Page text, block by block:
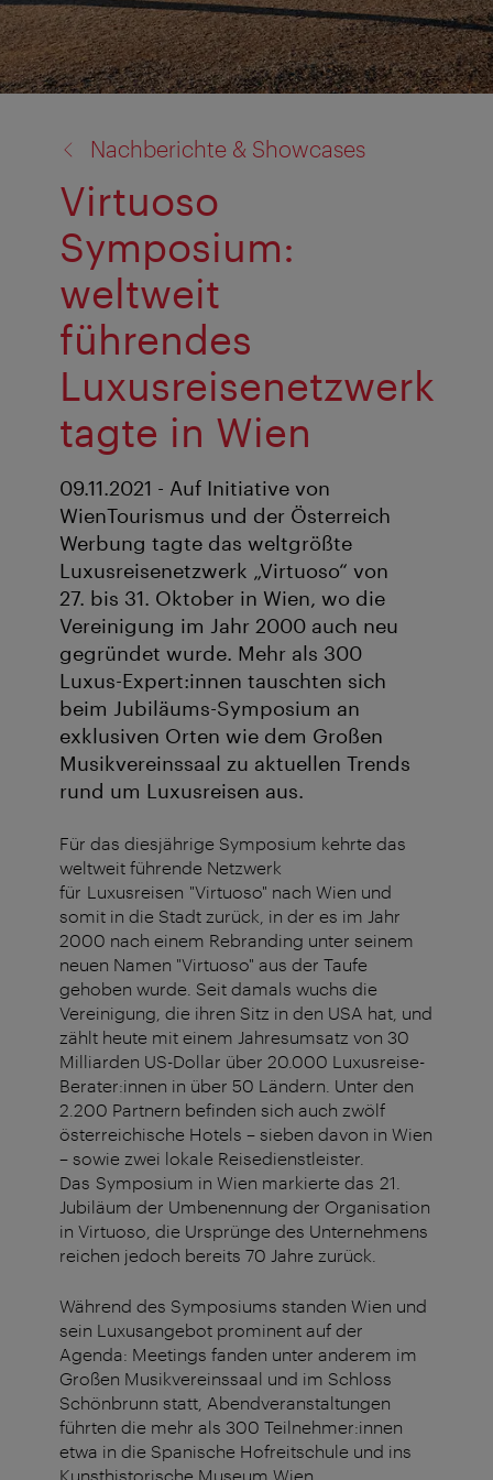
Nachberichte & Showcases
Virtuoso
Symposium:
weltweit
führendes
Luxusreisenetzwerk
tagte in Wien
09.11.2021 - Auf Initiative von
WienTourismus und der Österreich
Werbung tagte das weltgrößte
Luxusreisenetzwerk „Virtuoso“ von
27. bis 31. Oktober in Wien, wo die
Vereinigung im Jahr 2000 auch neu
gegründet wurde. Mehr als 300
Luxus-Expert:innen tauschten sich
beim Jubiläums-Symposium an
exklusiven Orten wie dem Großen
Musikvereinssaal zu aktuellen Trends
rund um Luxusreisen aus.
Für das diesjährige Symposium kehrte das
weltweit führende Netzwerk
für Luxusreisen "Virtuoso" nach Wien und
somit in die Stadt zurück, in der es im Jahr
2000 nach einem Rebranding unter seinem
neuen Namen "Virtuoso" aus der Taufe
gehoben wurde. Seit damals wuchs die
Vereinigung, die ihren Sitz in den USA hat, und
zählt heute mit einem Jahresumsatz von 30
Milliarden US-Dollar über 20.000 Luxusreise-
Berater:innen in über 50 Ländern. Unter den
2.200 Partnern befinden sich auch zwölf
österreichische Hotels – sieben davon in Wien
– sowie zwei lokale Reisedienstleister.
Das Symposium in Wien markierte das 21.
Jubiläum der Umbenennung der Organisation
in Virtuoso, die Ursprünge des Unternehmens
reichen jedoch bereits 70 Jahre zurück.
Während des Symposiums standen Wien und
sein Luxusangebot prominent auf der
Agenda: Meetings fanden unter anderem im
Großen Musikvereinssaal und im Schloss
Schönbrunn statt, Abendveranstaltungen
führten die mehr als 300 Teilnehmer:innen
etwa in die Spanische Hofreitschule und ins
Kunsthistorische Museum Wien.